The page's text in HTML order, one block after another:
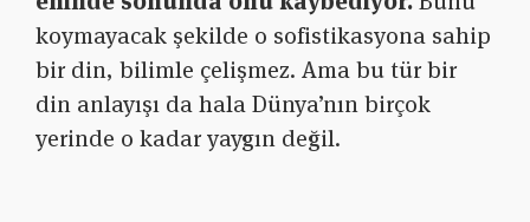
koymayacak şekilde o sofistikasyona sahip
bir din, bilimle çelişmez. Ama bu tür bir
din anlayışı da hala Dünya’nın birçok
yerinde o kadar yaygın değil.